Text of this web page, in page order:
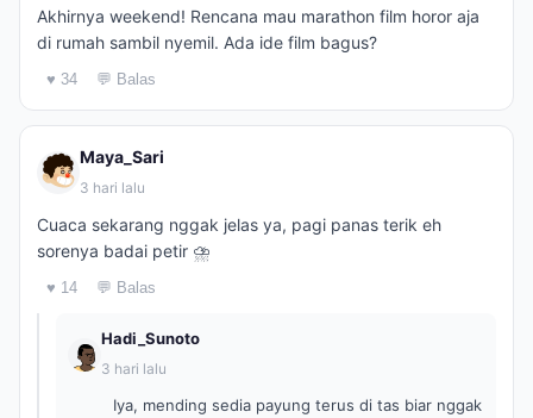
Akhirnya weekend! Rencana mau marathon film horor aja
di rumah sambil nyemil. Ada ide film bagus?
♥ 34 💬 Balas
Maya_Sari
3 hari lalu
Cuaca sekarang nggak jelas ya, pagi panas terik eh
sorenya badai petir ⛈️
♥ 14 💬 Balas
Hadi_Sunoto
3 hari lalu
Iya, mending sedia payung terus di tas biar nggak